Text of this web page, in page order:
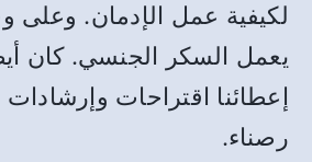
لكيفية عمل الإدمان. وعلى
يعمل السكر الجنسي.كان
إعطائنا اقتراحات
رصناء.